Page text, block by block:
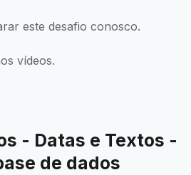
este desafio conosco.
vídeos.
- Datas e Textos -
de dados